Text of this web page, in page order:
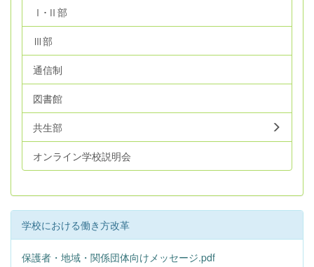
Ⅰ･Ⅱ部
Ⅲ部
通信制
図書館
共生部
オンライン学校説明会
学校における働き方改革
保護者・地域・関係団体向けメッセージ.pdf